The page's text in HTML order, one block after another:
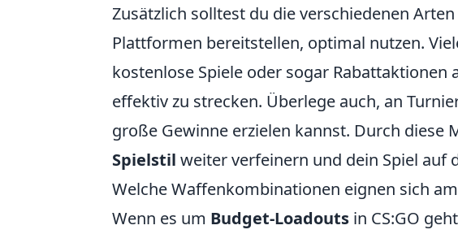
Zusätzlich solltest du die verschiedenen
Plattformen bereitstellen, optimal nutzen.
kostenlose Spiele oder sogar
effektiv zu strecken. Überlege auch, an
große Gewinne erzielen kannst. Durch diese
Spielstil weiter verfeinern und dein Spiel auf
Welche Waffenkombinationen eignen sich
Wenn es um Budget-Loadouts in CS:GO